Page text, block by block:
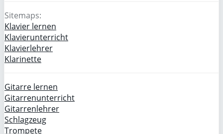
Sitemaps:
Klavier lernen
Klavierunterricht
Klavierlehrer
Klarinette
Gitarre lernen
Gitarrenunterricht
Gitarrenlehrer
Schlagzeug
Trompete